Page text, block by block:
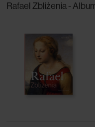
Rafael Zbliżenia -